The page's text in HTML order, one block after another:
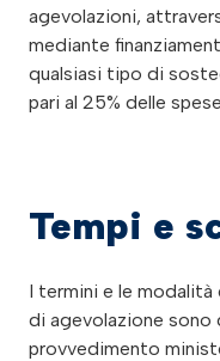
agevolazioni,
mediante
qualsiasi tipo di
pari al 25% delle
Tempi e
I termini e le
di agevolazione
provvedimento